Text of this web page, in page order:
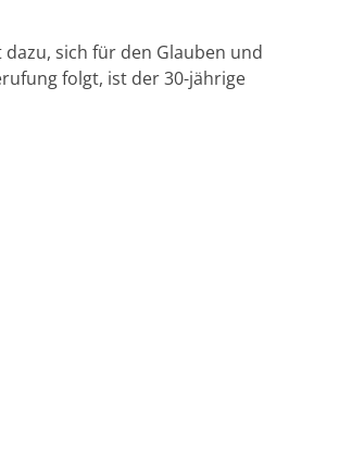
sich für den Glauben und
folgt, ist der 30-jährige